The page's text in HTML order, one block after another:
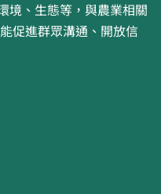
、生態等，與農業相關
促進群眾溝通、開放信